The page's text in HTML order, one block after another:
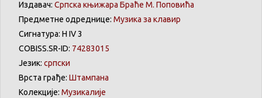
Издавач: Српскa књижарa Браће М. Поповића
Предметне одреднице: Музика за клавир
Сигнатура: Н IV 3
COBISS.SR-ID: 74283015
Језик: српски
Врста грађе: Штампана
Колекције: Музикалије